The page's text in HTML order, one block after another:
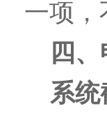
一项，
四
系统